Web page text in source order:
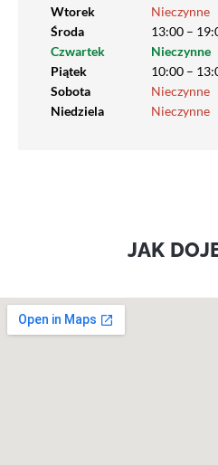
Wtorek
Nieczynne
Środa
13:00 –
Czwartek
Nieczynne
Piątek
10:00 –
Sobota
Nieczynne
Niedziela
Nieczynne
JAK